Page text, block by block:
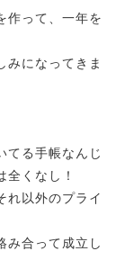
作って、一年を
みになってきま
てる手帳なんじ
くなし！
れ以外のプライ
み合って成立し